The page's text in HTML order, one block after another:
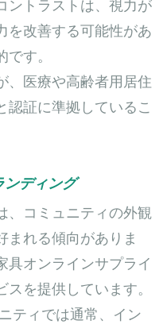
ントラストは、視力が
を改善する可能性があ
です。
、医療や高齢者用居住
認証に準拠しているこ
ンディング
、コミュニティの外観
まれる傾向がありま
具オンラインサプライ
を提供しています。
ティでは通常、イン